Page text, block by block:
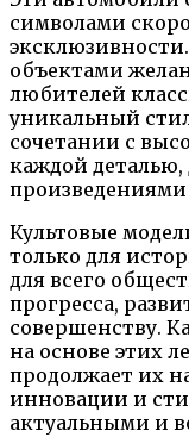
символами
объектами
любителей
уникальный
сочетании с
каждой
произведениями
Культовые
только для
для всего
прогресса,
совершенству.
на основе этих
продолжает их
инновации и
актуальными и